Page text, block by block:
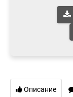
Описание